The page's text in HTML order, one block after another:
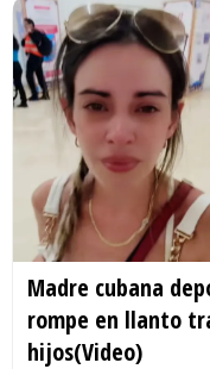
Madre cubana
rompe en llanto
hijos(Video)